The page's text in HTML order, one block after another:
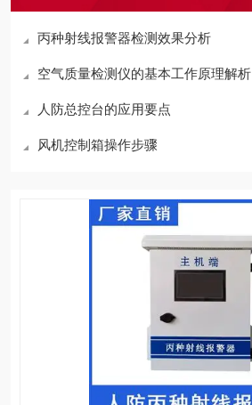
丙种射线报警器检测效果分析
空气质量检测仪的基本工作原理解析
人防总控台的应用要点
风机控制箱操作步骤